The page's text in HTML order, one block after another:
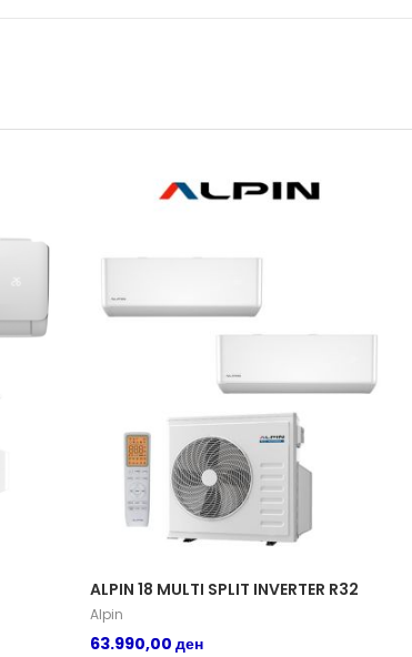
ALPIN 18 MULTI SPLIT INVERTER R32
Alpin
63.990,00 ден